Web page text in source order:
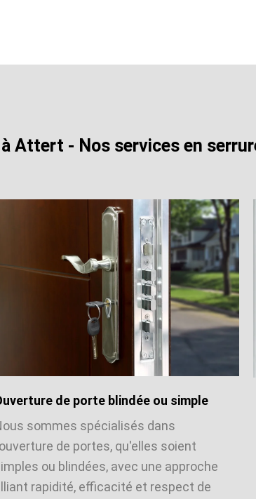
Attert - Nos services en
de porte blindée ou simple
sommes spécialisés dans
de portes, qu'elles soient
ou blindées, avec une approche
rapidité, efficacité et respect de